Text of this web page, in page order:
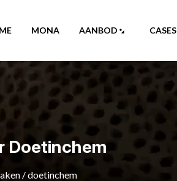
MONA AANBOD CASES
Doetinchem
/doetinchem